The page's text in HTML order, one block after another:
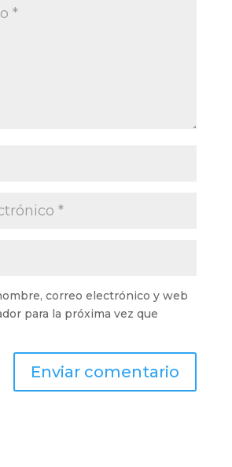
correo electrónico y web
para la próxima vez que